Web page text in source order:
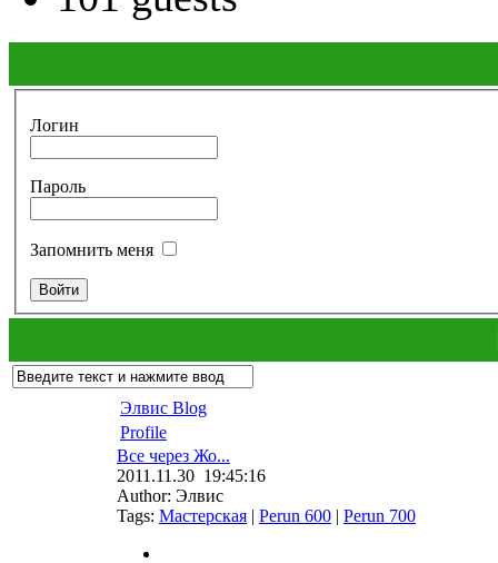
Логин
Пароль
Запомнить меня
Элвис Blog
Profile
Все через Жо...
2011.11.30 19:45:16
Author: Элвис
Tags: Мастерская | Perun 600 | Perun 700